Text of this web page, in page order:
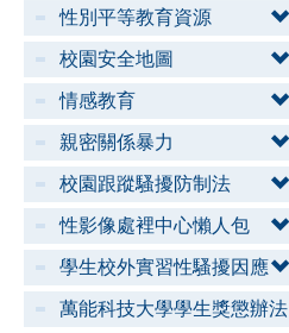
性別平等教育資源
校園安全地圖
情感教育
親密關係暴力
校園跟蹤騷擾防制法
性影像處裡中心懶人包
學生校外實習性騷擾因應
萬能科技大學學生獎懲辦法